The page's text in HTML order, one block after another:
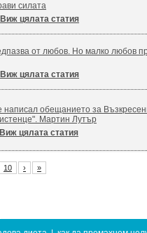
силата
Виж цялата статия
от любов. Но малко любов
Виж цялата статия
обещанието за
Мартин Лутър
Виж цялата статия
10 › »